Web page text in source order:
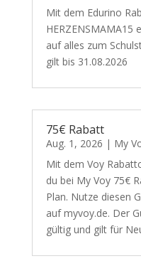
Mit dem Edurino
HERZENSMAMA15
auf alles zum
gilt bis 31.08.2026
75€ Rabatt
Aug. 1, 2026 | My
Mit dem Voy
du bei My Voy 75€
Plan. Nutze diesen
auf myvoy.de. Der
gültig und gilt für